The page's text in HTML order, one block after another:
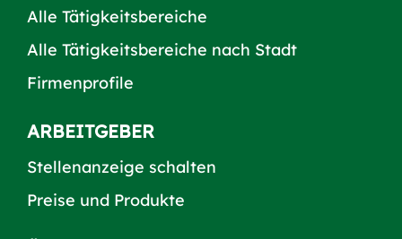
Alle Tätigkeitsbereiche
Alle Tätigkeitsbereiche nach Stadt
Firmenprofile
ARBEITGEBER
Stellenanzeige schalten
Preise und Produkte